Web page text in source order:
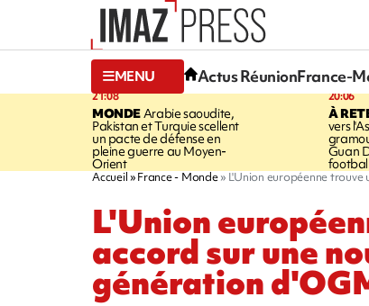
MENU Actus RéunionFrance-
21:08
MONDE Arabie saoudite,
Pakistan et Turquie scellent
un pacte de défense en
pleine guerre au Moyen-
Orient
20:06
À
vers
Guan
Accueil France - Monde L'Union européenne
L'Union
accord sur une
génération